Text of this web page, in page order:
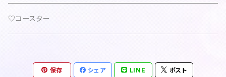
♡コースター
保存 シェア LINE ポスト